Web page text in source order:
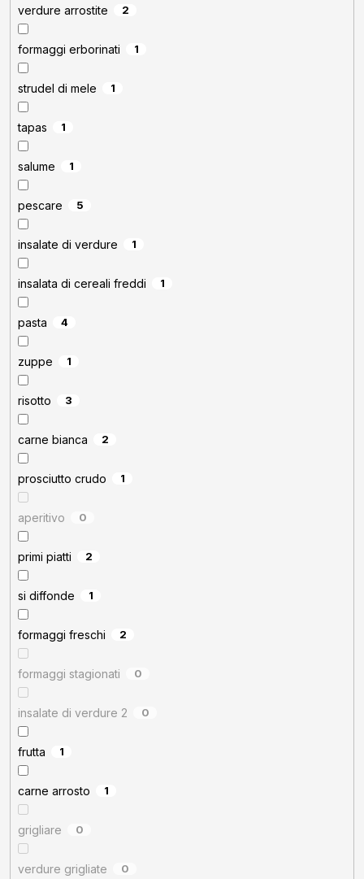
verdure arrostite 2
formaggi erborinati 1
strudel di mele 1
tapas 1
salume 1
pescare 5
insalate di verdure 1
insalata di cereali freddi 1
pasta 4
zuppe 1
risotto 3
carne bianca 2
prosciutto crudo 1
aperitivo 0
primi piatti 2
si diffonde 1
formaggi freschi 2
formaggi stagionati 0
insalate di verdure 2 0
frutta 1
carne arrosto 1
grigliare 0
verdure grigliate 0